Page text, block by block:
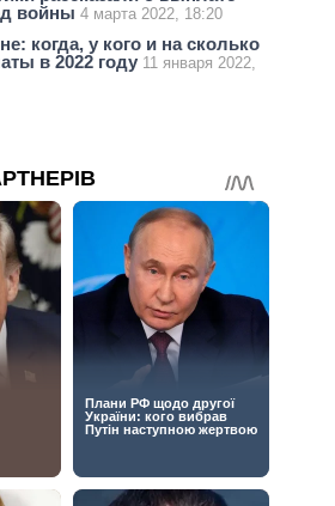
войны 4 марта 2022, 18:20
когда, у кого и на сколько
в 2022 году 11 января 2022,